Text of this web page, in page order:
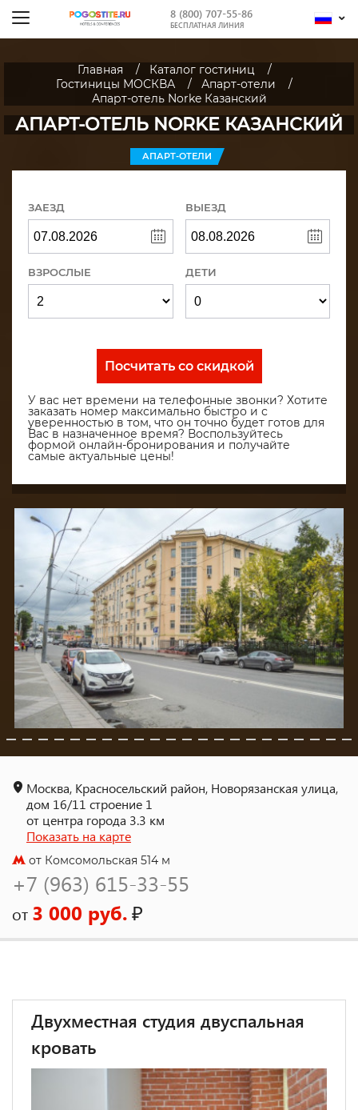
8 (800) 707-55-86
БЕСПЛАТНАЯ ЛИНИЯ
Главная
Каталог гостиниц
Гостиницы МОСКВА
Апарт-отели
Апарт-отель Norke Казанский
АПАРТ-ОТЕЛЬ NORKE КАЗАНСКИЙ
АПАРТ-ОТЕЛИ
ЗАЕЗД ВЫЕЗД
ВЗРОСЛЫЕ ДЕТИ
Посчитать со скидкой
У вас нет времени на телефонные звонки? Хотите
заказать номер максимально быстро и с
уверенностью в том, что он точно будет готов для
Вас в назначенное время? Воспользуйтесь
формой онлайн-бронирования и получайте
самые актуальные цены!
Москва, Красносельский район, Новорязанская улица,
дом 16/11 строение 1
от центра города 3.3 км
Показать на карте
от Комсомольская 514 м
+7 (963) 615-33-55
от 3 000 руб.₽
Двухместная студия двуспальная
кровать